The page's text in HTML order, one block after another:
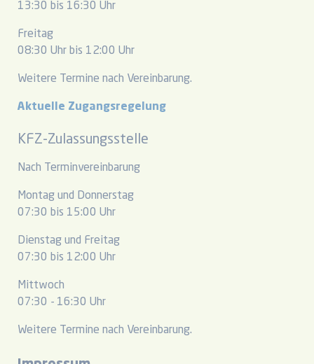
13:30 bis 16:30 Uhr
Freitag
08:30 Uhr bis 12:00 Uhr
Weitere Termine nach Vereinbarung.
Aktuelle Zugangsregelung
KFZ-Zulassungsstelle
Nach Terminvereinbarung
Montag und Donnerstag
07:30 bis 15:00 Uhr
Dienstag und Freitag
07:30 bis 12:00 Uhr
Mittwoch
07:30 - 16:30 Uhr
Weitere Termine nach Vereinbarung.